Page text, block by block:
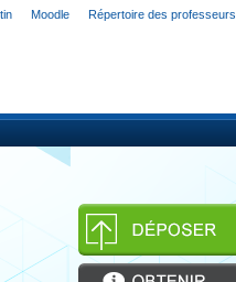
Moodle Répertoire des professeurs